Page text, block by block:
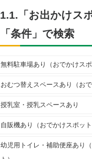
1.1.「お出かけス
「条件」で検索
無料駐車場あり（おでかけスポ
おむつ替えスペースあり（おで
授乳室・授乳スペースあり
自販機あり（おでかけスポット
幼児用トイレ・補助便座あり